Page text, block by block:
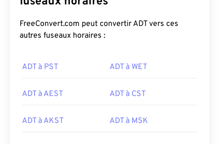
FreeConvert.com peut convertir ADT vers ces
autres fuseaux horaires :
ADT à PST ADT à WET
ADT à AEST ADT à CST
ADT à AKST ADT à MSK